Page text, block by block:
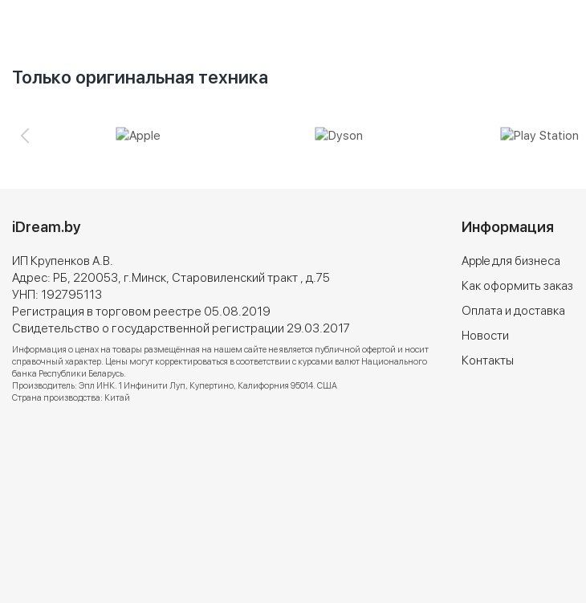
Только оригинальная техника
iDream.by
ИП Крупенков А.В.
Адрес: РБ, 220053, г.Минск, Старовиленский тракт , д.75
УНП: 192795113
Регистрация в торговом реестре 05.08.2019
Свидетельство о государственной регистрации 29.03.2017
Информация о ценах на товары размещённая на нашем сайте не является публичной офертой и носит
справочный характер. Цены могут корректироваться в соответствии с курсами валют Национального
банка Республики Беларусь.
Производитель: Эпл ИНК. 1 Инфинити Луп, Купертино, Калифорния 95014. США
Страна производства: Китай
Информация
Apple для бизнеса
Как оформить заказ
Оплата и доставка
Новости
Контакты